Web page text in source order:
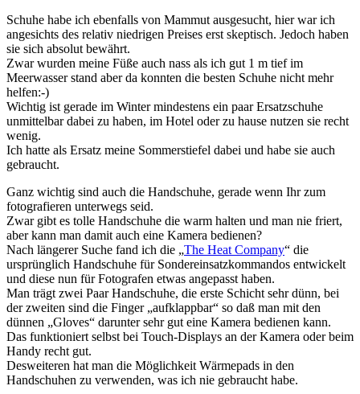
Schuhe habe ich ebenfalls von Mammut ausgesucht, hier war ich
angesichts des relativ niedrigen Preises erst skeptisch. Jedoch haben
sie sich absolut bewährt.
Zwar wurden meine Füße auch nass als ich gut 1 m tief im
Meerwasser stand aber da konnten die besten Schuhe nicht mehr
helfen:-)
Wichtig ist gerade im Winter mindestens ein paar Ersatzschuhe
unmittelbar dabei zu haben, im Hotel oder zu hause nutzen sie recht
wenig.
Ich hatte als Ersatz meine Sommerstiefel dabei und habe sie auch
gebraucht.
Ganz wichtig sind auch die Handschuhe, gerade wenn Ihr zum
fotografieren unterwegs seid.
Zwar gibt es tolle Handschuhe die warm halten und man nie friert,
aber kann man damit auch eine Kamera bedienen?
Nach längerer Suche fand ich die „The Heat Company“ die
ursprünglich Handschuhe für Sondereinsatzkommandos entwickelt
und diese nun für Fotografen etwas angepasst haben.
Man trägt zwei Paar Handschuhe, die erste Schicht sehr dünn, bei
der zweiten sind die Finger „aufklappbar“ so daß man mit den
dünnen „Gloves“ darunter sehr gut eine Kamera bedienen kann.
Das funktioniert selbst bei Touch-Displays an der Kamera oder beim
Handy recht gut.
Desweiteren hat man die Möglichkeit Wärmepads in den
Handschuhen zu verwenden, was ich nie gebraucht habe.